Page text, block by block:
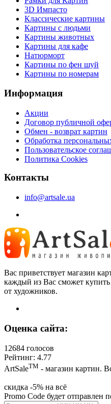
3D Импасто
Классические картины
Картины с людьми
Картины животных
Картины для кафе
Натюрморт
Картины по фен шуй
Картины по номерам
Информация
Акции
Договор публичной
Обмен - возврат картин
Обработка
Пользовательское
Политика Cookies
Контакты
info@artsale.ua
Вас приветствует магазин
каждый из Вас сможет
от художников.
Оценка сайта:
12684 голосов
Рейтинг: 4.77
ArtSaleТМ - магазин картин.
скидка -5% на всё
Promo Code будет